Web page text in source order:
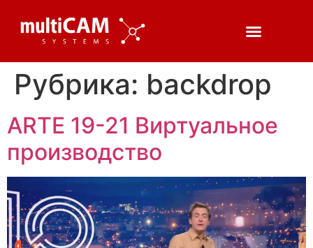
Рубрика: backdrop
ARTE 19-21 Виртуальное
производство